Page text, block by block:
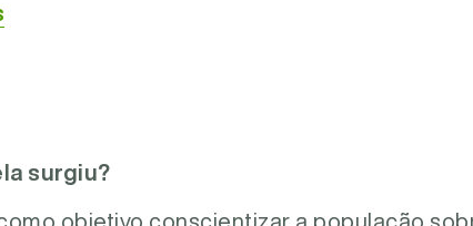
surgiu?
objetivo conscientizar a população